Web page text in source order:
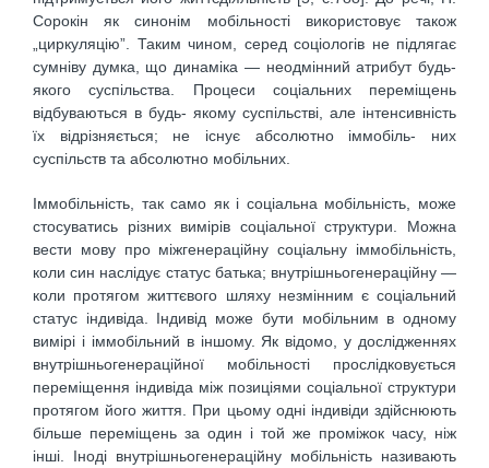
Сорокін як синонім мобільності використовує також
„циркуляцію”. Таким чином, серед соціологів не підлягає
сумніву думка, що динаміка — неодмінний атрибут будь-
якого суспільства. Процеси соціа­льних переміщень
відбуваються в будь- якому суспільстві, але інтенсивність
їх відрізняється; не існує абсолютно іммобіль- них
суспільств та абсолютно мобільних.
Іммобільність, так само як і соціальна мобільність, може
стосуватись різних вимірів соціальної структури. Можна
вести мову про міжгенераційну соціальну іммобільність,
коли син наслідує статус батька; внутрішньогенераційну —
коли протягом життєвого шляху незмінним є соціальний
статус індивіда. Індивід може бути мобільним в одному
вимірі і іммобільний в іншому. Як відомо, у дослідженнях
внутрішньогенераційної мо­більності прослідковується
переміщення індивіда між позиціями соціальної структу­ри
протягом його життя. При цьому одні індивіди здійснюють
більше переміщень за один і той же проміжок часу, ніж
інші. Іноді внутрішньогенераційну мобільність нази­вають